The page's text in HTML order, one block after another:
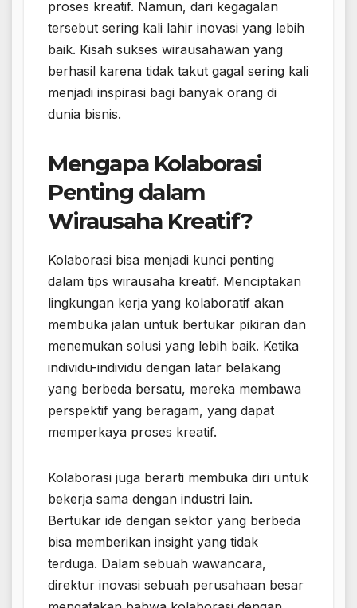
proses kreatif. Namun, dari kegagalan
tersebut sering kali lahir inovasi yang lebih
baik. Kisah sukses wirausahawan yang
berhasil karena tidak takut gagal sering kali
menjadi inspirasi bagi banyak orang di
dunia bisnis.
Mengapa Kolaborasi
Penting dalam
Wirausaha Kreatif?
Kolaborasi bisa menjadi kunci penting
dalam tips wirausaha kreatif. Menciptakan
lingkungan kerja yang kolaboratif akan
membuka jalan untuk bertukar pikiran dan
menemukan solusi yang lebih baik. Ketika
individu-individu dengan latar belakang
yang berbeda bersatu, mereka membawa
perspektif yang beragam, yang dapat
memperkaya proses kreatif.
Kolaborasi juga berarti membuka diri untuk
bekerja sama dengan industri lain.
Bertukar ide dengan sektor yang berbeda
bisa memberikan insight yang tidak
terduga. Dalam sebuah wawancara,
direktur inovasi sebuah perusahaan besar